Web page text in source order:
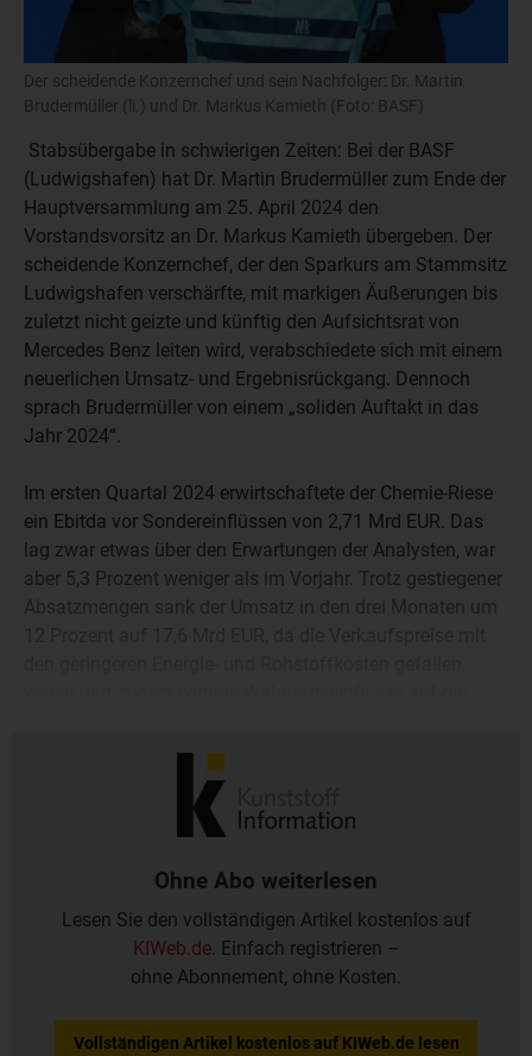
Der scheidende Konzernchef und sein Nachfolger: Dr. Martin
Brudermüller (li.) und Dr. Markus Kamieth (Foto: BASF)
Stabsübergabe in schwierigen Zeiten: Bei der BASF
(Ludwigshafen) hat Dr. Martin Brudermüller zum Ende der
Hauptversammlung am 25. April 2024 den
Vorstandsvorsitz an Dr. Markus Kamieth übergeben. Der
scheidende Konzernchef, der den Sparkurs am Stammsitz
Ludwigshafen verschärfte, mit markigen Äußerungen bis
zuletzt nicht geizte und künftig den Aufsichtsrat von
Mercedes Benz leiten wird, verabschiedete sich mit einem
neuerlichen Umsatz- und Ergebnisrückgang. Dennoch
sprach Brudermüller von einem „soliden Auftakt in das
Jahr 2024“.
Im ersten Quartal 2024 erwirtschaftete der Chemie-Riese
ein Ebitda vor Sondereinflüssen von 2,71 Mrd EUR. Das
lag zwar etwas über den Erwartungen der Analysten, war
aber 5,3 Prozent weniger als im Vorjahr. Trotz gestiegener
Absatzmengen sank der Umsatz in den drei Monaten um
Prozent nach auf 1,41 Mrd EUR.
Ohne Abo weiterlesen
Lesen Sie den vollständigen Artikel kostenlos auf
KIWeb.de. Einfach registrieren –
ohne Abonnement, ohne Kosten.
Vollständigen Artikel kostenlos auf KIWeb.de lesen